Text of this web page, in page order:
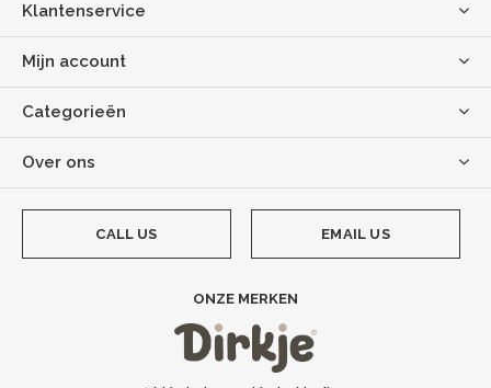
Klantenservice
Mijn account
Categorieën
Over ons
CALL US EMAIL US
ONZE MERKEN